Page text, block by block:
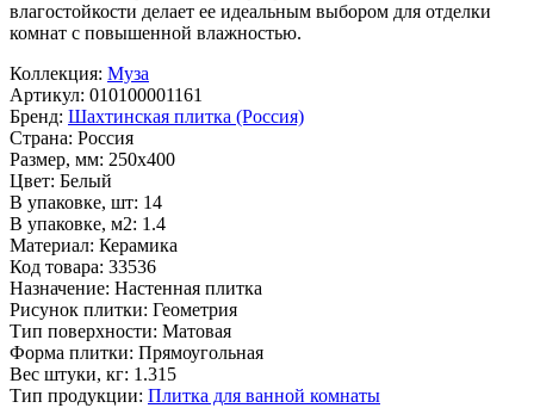
влагостойкости делает ее идеальным выбором для отделки
комнат с повышенной влажностью.
Коллекция: Муза
Артикул: 010100001161
Бренд: Шахтинская плитка (Россия)
Страна: Россия
Размер, мм: 250x400
Цвет: Белый
В упаковке, шт: 14
В упаковке, м2: 1.4
Материал: Керамика
Код товара: 33536
Назначение: Настенная плитка
Рисунок плитки: Геометрия
Тип поверхности: Матовая
Форма плитки: Прямоугольная
Вес штуки, кг: 1.315
Тип продукции: Плитка для ванной комнаты